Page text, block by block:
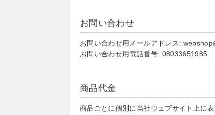
お問い合わせ
お問い合わせ用メールアドレス:
お問い合わせ用電話番号: 08033651985
商品代金
商品ごとに個別に当社ウェブサイト上に表